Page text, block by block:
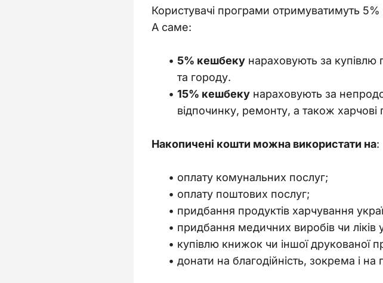
Користувачі програми отримуватимуть 5%
А саме:
5% кешбеку нараховують за купівлю
та городу.
15% кешбеку нараховують за
відпочинку, ремонту, а також харчові
Накопичені кошти можна використати на:
оплату комунальних послуг;
оплату поштових послуг;
придбання продуктів харчування
придбання медичних виробів чи ліків
купівлю книжок чи іншої друкованої
донати на благодійність, зокрема і на